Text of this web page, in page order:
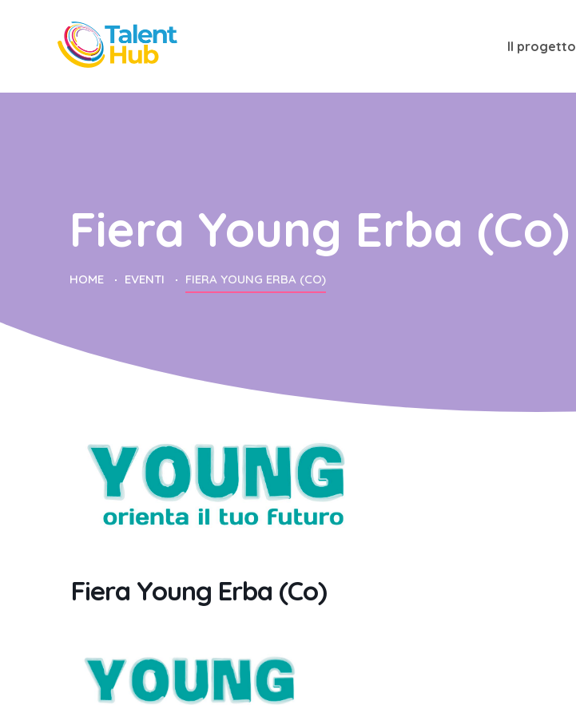
Il progetto
Fiera Young Erba (Co)
HOME EVENTI FIERA YOUNG ERBA (CO)
Fiera Young Erba (Co)